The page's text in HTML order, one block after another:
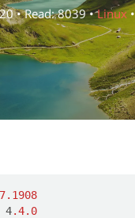
• Read: 8039 •Linux•
.1908
4.4.0